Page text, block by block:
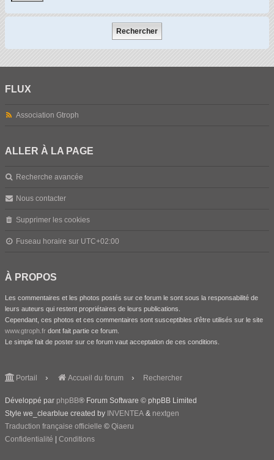
FLUX
Association Gtroph
ALLER À LA PAGE
Recherche avancée
Nous contacter
Supprimer les cookies
Fuseau horaire sur UTC+02:00
À PROPOS
Les commentaires et les photos postés sur ce forum le sont sous la responsabilité de
leurs auteurs qui restent propriétaires de leurs publications.
Cependant, ces photos et ces commentaires sont susceptibles d'être utilisés sur le site
www.gtroph.fr dont fait partie ce forum.
Le simple fait de poster sur ce forum vaut acceptation de ces conditions.
Portail Accueil du forum Rechercher
Développé par phpBB® Forum Software © phpBB Limited
Style we_clearblue created by INVENTEA & nextgen
Traduction française officielle © Qiaeru
Confidentialité
Conditions